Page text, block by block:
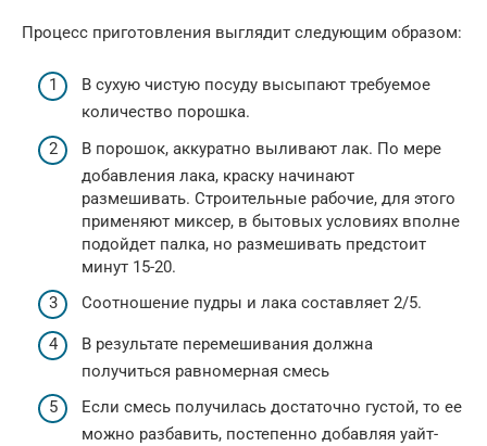
Процесс приготовления выглядит следующим образом:
В сухую чистую посуду высыпают требуемое
количество порошка.
В порошок, аккуратно выливают лак. По мере
добавления лака, краску начинают
размешивать. Строительные рабочие, для этого
применяют миксер, в бытовых условиях вполне
подойдет палка, но размешивать предстоит
минут 15-20.
Соотношение пудры и лака составляет 2/5.
В результате перемешивания должна
получиться равномерная смесь
Если смесь получилась достаточно густой, то ее
можно разбавить, постепенно добавляя уайт-